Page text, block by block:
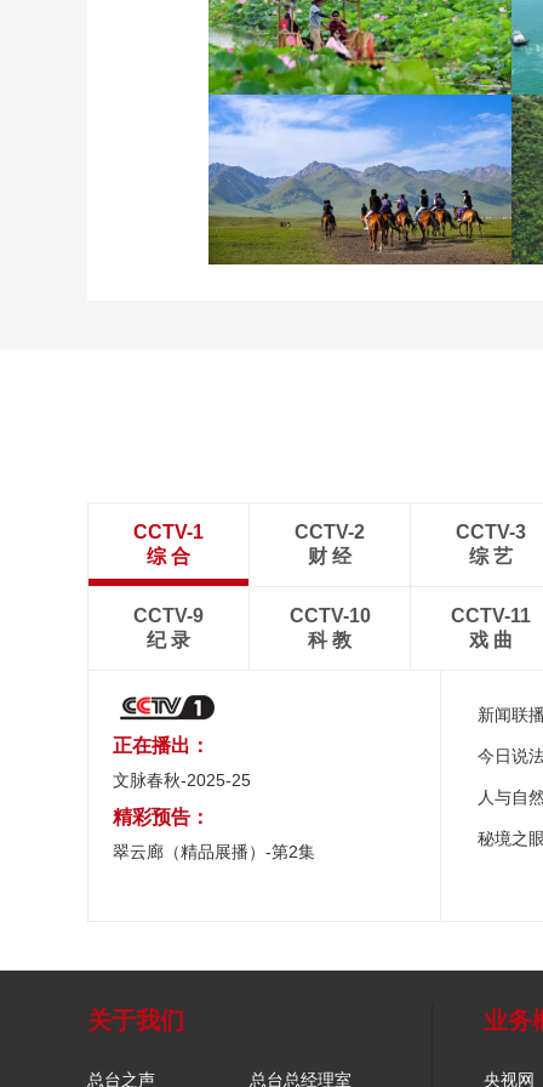
诗意中国：画船撑入花深
处
CCTV-1
综 合
CCTV-2
财 经
CCTV-3
综 艺
CCTV-9
纪 录
CCTV-10
科 教
CCTV-11
戏 曲
正在播出：
文脉春秋-2025-25
精彩预告：
翠云廊（精品展播）-第2集
新闻联
今日说
人与自
秘境之
关于我们
总台之声 总台总经理室
业务
央视网